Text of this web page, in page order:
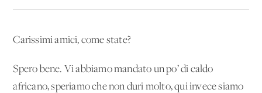
Carissimi amici, come state?
Spero bene. Vi abbiamo mandato un po’ di caldo
africano, speriamo che non duri molto, qui invece siamo